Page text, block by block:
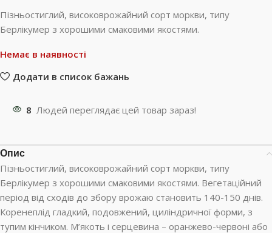
Пізньостиглий, високоврожайний сорт моркви, типу
Берлікумер з хорошими смаковими якостями.
Немає в наявності
Додати в список бажань
8 Людей переглядає цей товар зараз!
Опис
Пізньостиглий, високоврожайний сорт моркви, типу
Берлікумер з хорошими смаковими якостями. Вегетаційний
період від сходів до збору врожаю становить 140-150 днів.
Коренеплід гладкий, подовжений, циліндричної форми, з
тупим кінчиком. М’якоть і серцевина – оранжево-червоні або